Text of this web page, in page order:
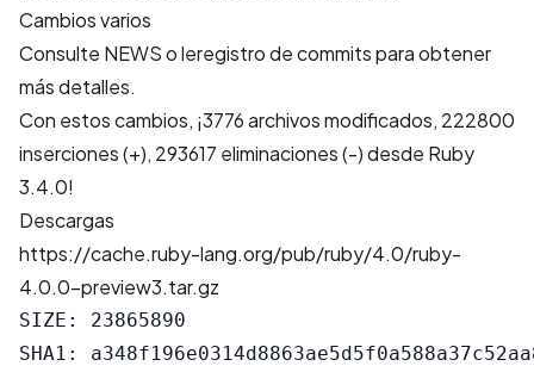
Cambios varios
Consulte NEWSo leregistro de commitspara obtener
más detalles.
Con estos cambios, ¡3776 archivos modificados, 222800
inserciones (+), 293617 eliminaciones (-)desde Ruby
3.4.0!
Descargas
https://cache.ruby-lang.org/pub/ruby/4.0/ruby-
4.0.0-preview3.tar.gz
SIZE: 23865890
SHA1: